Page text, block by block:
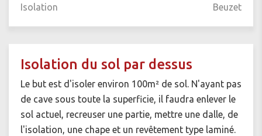
Isolation Beuzet
Isolation du sol par dessus
Le but est d'isoler environ 100m² de sol. N'ayant pas
de cave sous toute la superficie, il faudra enlever le
sol actuel, recreuser une partie, mettre une dalle, de
l'isolation, une chape et un revêtement type laminé.